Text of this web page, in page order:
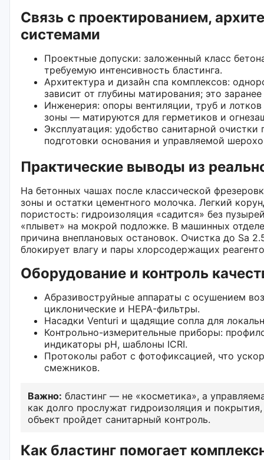
Связь с проектированием,
системами
Проектные допуски: заложенный класс
требуемую интенсивность бластинга.
Архитектура и дизайн спа комплексов:
зависит от глубины матирования; это
Инженерия: опоры вентиляции, труб и
зоны — матируются для герметиков и
Эксплуатация: удобство санитарной
подготовки основания и управляемой
Практические выводы из
На бетонных чашах после классической
зоны и остатки цементного молочка. Легкий
пористость: гидроизоляция «садится» без
«плывет» на мокрой подложке. В машинных
причина внеплановых остановок. Очистка до Sa
блокирует влагу и пары хлорсодержащих
Оборудование и контроль
Абразивоструйные аппараты с осушением
циклонические и HEPA-фильтры.
Насадки Venturi и щадящие сопла для
Контрольно-измерительные приборы:
индикаторы pH, шаблоны ICRI.
Протоколы работ с фотофиксацией, что
смежников.
Важно: бластинг — не «косметика», а
как долго прослужат гидроизоляция и
объект пройдет санитарный контроль.
Как бластинг помогает